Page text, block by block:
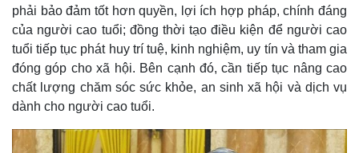
phải bảo đảm tốt hơn quyền, lợi ích hợp pháp, chính đáng
của người cao tuổi; đồng thời tạo điều kiện để người cao
tuổi tiếp tục phát huy trí tuệ, kinh nghiệm, uy tín và tham gia
đóng góp cho xã hội. Bên cạnh đó, cần tiếp tục nâng cao
chất lượng chăm sóc sức khỏe, an sinh xã hội và dịch vụ
dành cho người cao tuổi.